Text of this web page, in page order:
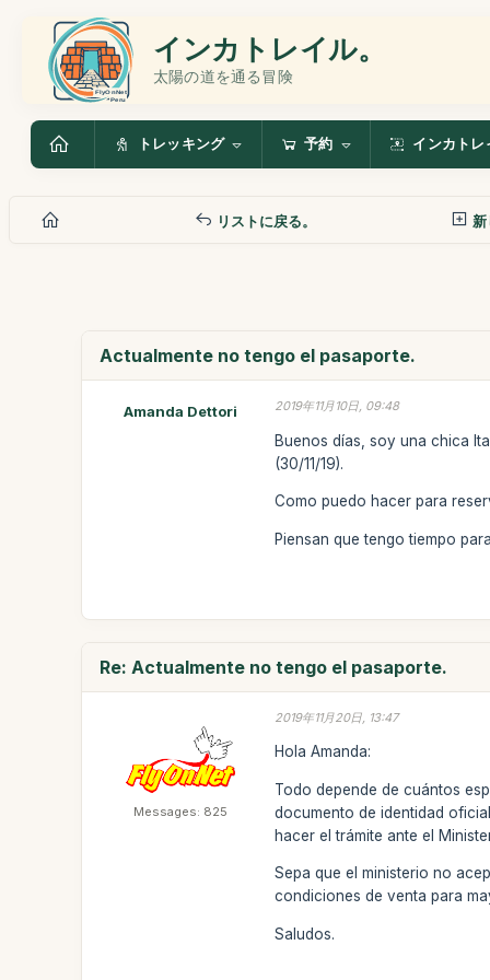
インカトレイル。
太陽の道を通る冒険
トレッキング 予約 インカトレ
リストに戻る。 新
Actualmente no tengo el pasaporte.
Amanda Dettori 2019年11月10日, 09:48
Buenos días, soy una chica
(30/11/19).
Como puedo hacer para
Piensan que tengo tiempo
Re: Actualmente no tengo el pasaporte.
Messages: 825
2019年11月20日, 13:47
Hola Amanda:
Todo depende de cuántos
documento de identidad
hacer el trámite ante el
Sepa que el ministerio no
condiciones de venta para
Saludos.